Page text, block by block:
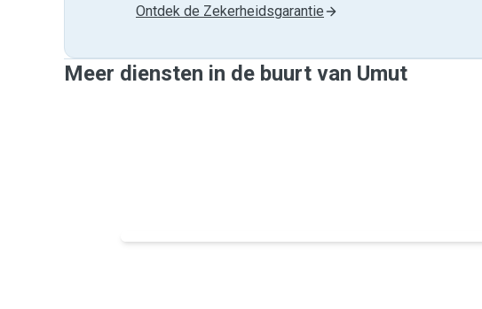
Ontdek de Zekerheidsgarantie
Meer diensten in de buurt van Umut